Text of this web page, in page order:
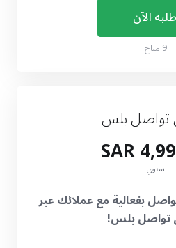
الآن
9 متاح
تواصل بلس
سنوي
بفعالية مع عملائك عبر
تواصل بلس!